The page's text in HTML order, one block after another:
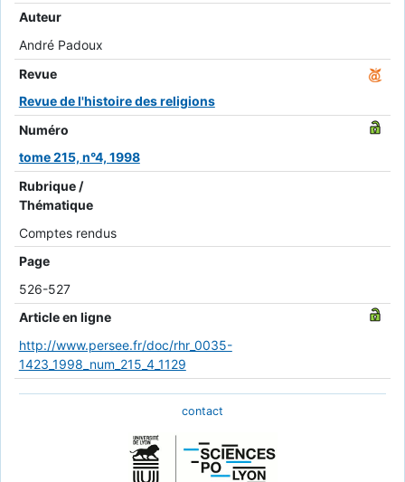
Auteur
André Padoux
Revue
Revue de l'histoire des religions
Numéro
tome 215, n°4, 1998
Rubrique /
Thématique
Comptes rendus
Page
526-527
Article en ligne
http://www.persee.fr/doc/rhr_0035-
1423_1998_num_215_4_1129
contact